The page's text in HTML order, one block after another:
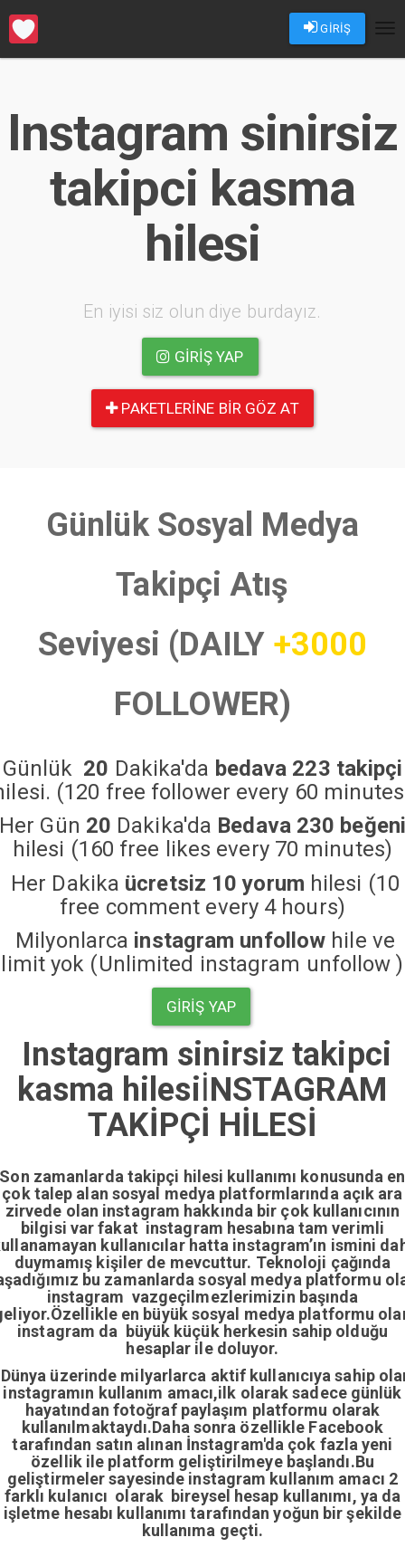
GİRİŞ
Instagram sinirsiz
takipci kasma
hilesi
En iyisi siz olun diye burdayız.
GIRIŞ YAP
PAKETLERINE BIR GÖZ AT
Günlük Sosyal Medya
Takipçi Atış
Seviyesi (DAILY +3000
FOLLOWER)
Günlük 20 Dakika'da bedava 223 takipçi
(120 free follower every 60
Her Gün 20 Dakika'da Bedava 230 beğeni
hilesi (160 free likes every 70 minutes)
Her Dakika ücretsiz 10 yorum hilesi (10
free comment every 4 hours)
Milyonlarca instagram unfollow hile ve
limit yok (Unlimited instagram unfollow )
GIRIŞ YAP
Instagram sinirsiz takipci
kasma hilesiİNSTAGRAM
TAKİPÇİ HİLESİ
Son zamanlarda takipçi hilesi kullanımı konusunda en
çok talep alan sosyal medya platformlarında açık ara
zirvede olan instagram hakkında bir çok kullanıcının
bilgisi var fakat instagram hesabına tam verimli
kullanıcılar hatta instagram’ın ismini
duymamış kişiler de mevcuttur. Teknoloji çağında
bu zamanlarda sosyal medya platformu
instagram vazgeçilmezlerimizin başında
en büyük sosyal medya platformu
instagram da büyük küçük herkesin sahip olduğu
hesaplar ile doluyor.
üzerinde milyarlarca aktif kullanıcıya sahip
instagramın kullanım amacı,ilk olarak sadece günlük
hayatından fotoğraf paylaşım platformu olarak
kullanılmaktaydı.Daha sonra özellikle Facebook
tarafından satın alınan İnstagram'da çok fazla yeni
özellik ile platform geliştirilmeye başlandı.Bu
geliştirmeler sayesinde instagram kullanım amacı 2
farklı kulanıcı olarak bireysel hesap kullanımı, ya da
işletme hesabı kullanımı tarafından yoğun bir şekilde
kullanıma geçti.